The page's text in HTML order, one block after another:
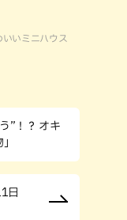
いミニハウス
”！？ オキ
日